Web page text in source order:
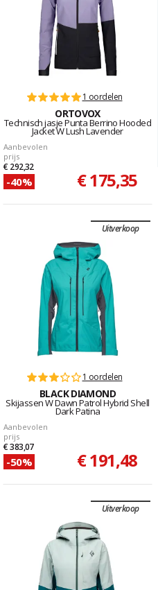
1 oordelen
ORTOVOX
Technisch jasje Punta Berrino Hooded
Jacket W Lush Lavender
Aanbevolen
prijs
€ 292,32
-40% € 175,35
Uitverkoop
1 oordelen
BLACK DIAMOND
Skijassen W Dawn Patrol Hybrid Shell
Dark Patina
Aanbevolen
prijs
€ 383,07
-50% € 191,48
Uitverkoop